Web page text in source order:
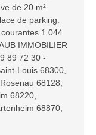
de 20 m².
de parking.
1 044
IMMOBILIER
89 72 30 -
Louis 68300,
68128,
68220,
68870,